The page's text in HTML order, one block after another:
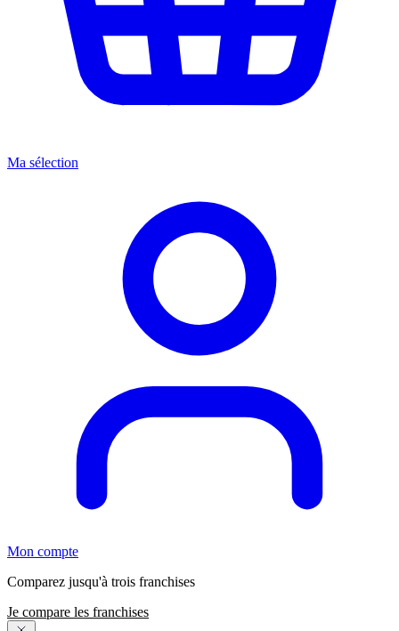
Ma sélection
Mon compte
Comparez jusqu'à trois franchises
Je compare les franchises